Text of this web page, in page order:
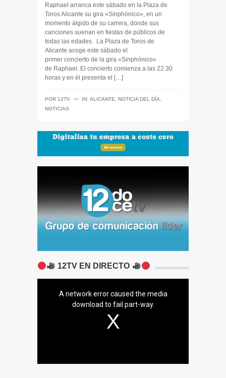
Raphael arranca este sábado en la Plaza de
Toros Alicante su gira «Sinphónico», en un
momento álgido de su carrera, donde sus
canciones suenan en fiestas de públicos de
todas las edades. La Plaza de Toros de
Alicante acoge este sábado el
primer concierto de la gira «Sinphónico»
de Raphael. El concierto comienza a las 22.30
horas y en él presenta el […]
POR 12TV ─ IN: ALICANTE NOTICIA DEL DÍA
NOTICIAS
12TV EN DIRECTO
A network error caused the media
download to fail part-way.